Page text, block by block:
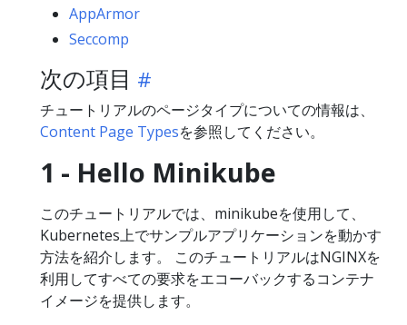
AppArmor
Seccomp
次の項目
チュートリアルのページタイプについての情報は、
Content Page Typesを参照してください。
1 - Hello Minikube
このチュートリアルでは、minikubeを使用して、
Kubernetes上でサンプルアプリケーションを動かす
方法を紹介します。 このチュートリアルはNGINXを
利用してすべての要求をエコーバックするコンテナ
イメージを提供します。